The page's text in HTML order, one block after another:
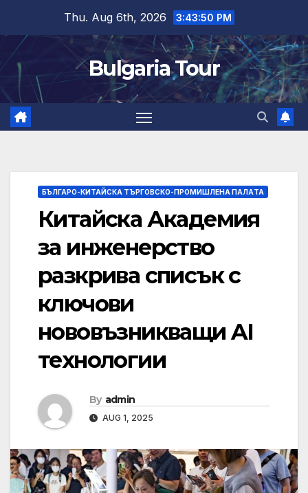
content
Thu. Aug 6th, 2026 3:43:51 PM
Bulgaria Tour
БЪЛГАРО-КИТАЙСКА ТЪРГОВСКО-ПРОМИШЛЕНА ПАЛAТА
Китайска Академия
за инженерство
разкрива списък с
ключови
нововъзникващи AI
технологии
By admin
AUG 1, 2025